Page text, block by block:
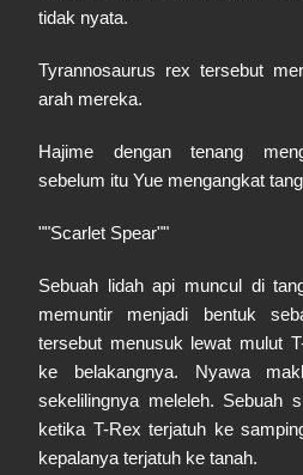
tidak nyata.
Tyrannosaurus rex tersebut
arah mereka.
Hajime dengan tenang
sebelum itu Yue mengangkat
""Scarlet Spear""
Sebuah lidah api muncul di
memuntir menjadi bentuk
tersebut menusuk lewat mulut
ke belakangnya. Nyawa
sekelilingnya meleleh. Sebuah
ketika T-Rex terjatuh ke
kepalanya terjatuh ke tanah.